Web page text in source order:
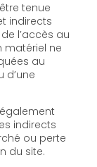
tenue
indirects
l’accès au
matériel ne
au
d’une
indirects
du site.